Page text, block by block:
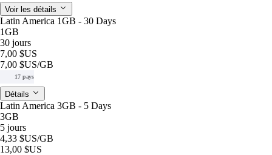
Voir les détails
Latin America 1GB - 30 Days
1GB
30 jours
7,00 $US
7,00 $US/GB
17 pays
Détails
Latin America 3GB - 5 Days
3GB
5 jours
4,33 $US/GB
13,00 $US